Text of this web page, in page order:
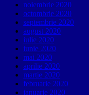
noiembrie 2020
octombrie 2020
septembrie 2020
august 2020
iulie 2020
iunie 2020
mai 2020
aprilie 2020
martie 2020
februarie 2020
ianuarie 2020